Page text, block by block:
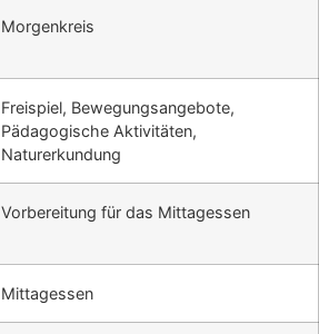
Morgenkreis
Freispiel, Bewegungsangebote,
Pädagogische Aktivitäten,
Naturerkundung
Vorbereitung für das Mittagessen
Mittagessen